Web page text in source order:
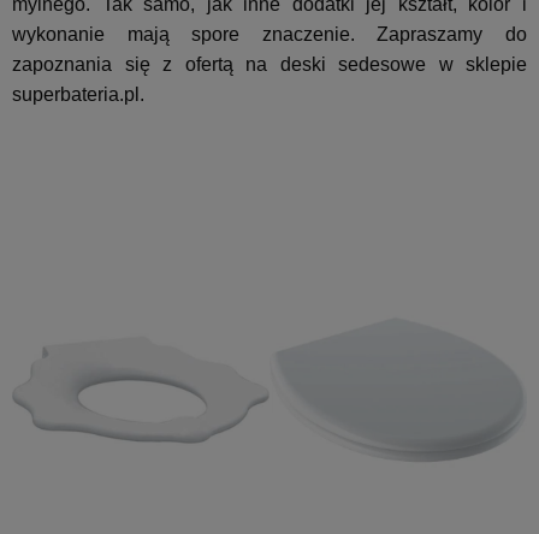
mylnego. Tak samo, jak inne dodatki jej kształt, kolor i
wykonanie mają spore znaczenie. Zapraszamy do
zapoznania się z ofertą na deski sedesowe w sklepie
superbateria.pl.